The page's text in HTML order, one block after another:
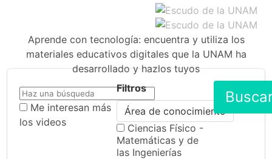
Aprende con tecnología: encuentra y utiliza los
materiales educativos digitales que la UNAM ha
desarrollado y hazlos tuyos
Me interesan más
los videos
Filtros
Área de conocimiento
Ciencias Físico -
Matemáticas y de
las Ingenierías